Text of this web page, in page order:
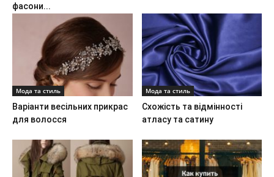
фасони...
Мода та стиль
Варіанти весільних прикрас
для волосся
Мода та стиль
Схожість та відмінності
атласу та сатину